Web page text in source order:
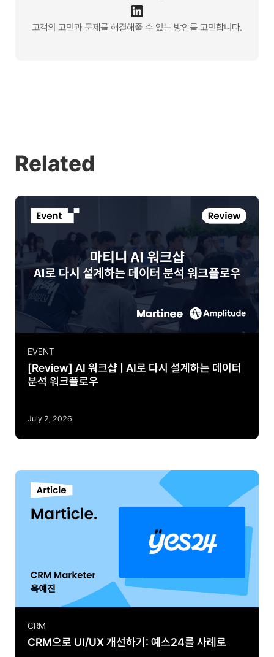
고객의 고민과 문제를 해결해줄 수 있는 방안를 고민합니다.
Related
EVENT
[Review] AI 워크샵 | AI로 다시 설계하는 데이터
분석 워크플로우
July 2, 2026
CRM
CRM으로 UI/UX 개선하기: 예스24를 사례로